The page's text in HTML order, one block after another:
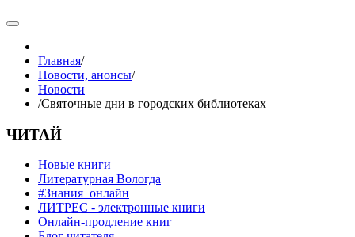
Главная/
Новости, анонсы/
Новости
/Святочные дни в городских библиотеках
ЧИТАЙ
Новые книги
Литературная Вологда
#Знания_онлайн
ЛИТРЕС - электронные книги
Онлайн-продление книг